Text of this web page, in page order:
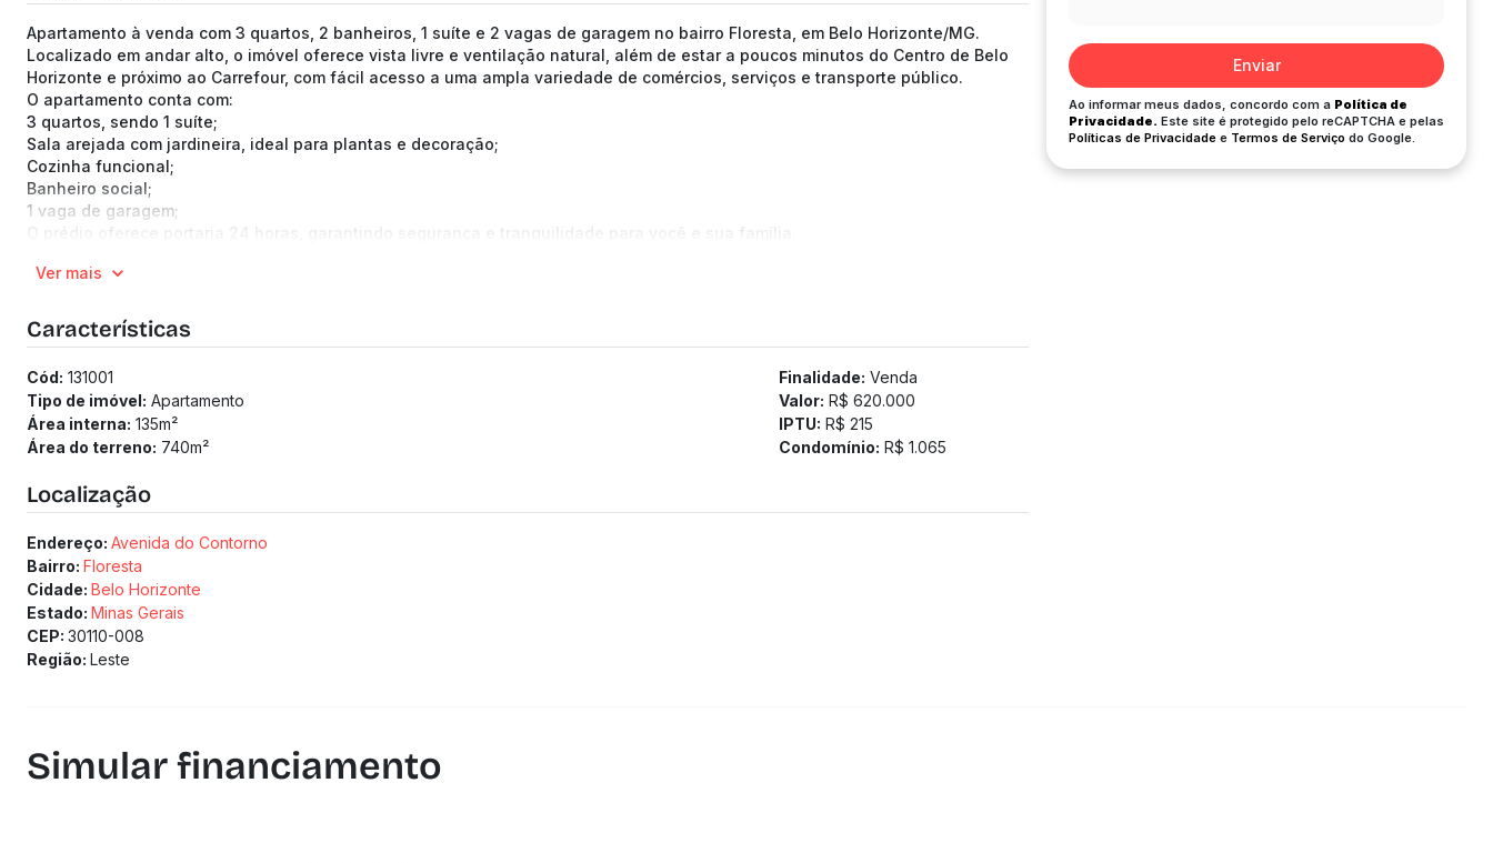
Apartamento à venda com 3 quartos, 2 banheiros, 1 suíte e 2 vagas de garagem no bairro Floresta, em Belo Horizonte/MG.
Localizado em andar alto, o imóvel oferece vista livre e ventilação natural, além de estar a poucos minutos do Centro de Belo
Horizonte e próximo ao Carrefour, com fácil acesso a uma ampla variedade de comércios, serviços e transporte público.
O apartamento conta com:
3 quartos, sendo 1 suíte;
Sala arejada com jardineira, ideal para plantas e decoração;
Cozinha funcional;
Banheiro social;
1 vaga de garagem;
O prédio oferece portaria 24 horas, garantindo segurança e tranquilidade para você e sua família.
Ver mais
Características
Cód: 131001
Tipo de imóvel: Apartamento
Área interna: 135m²
Área do terreno: 740m²
Finalidade: Venda
Valor: R$ 620.000
IPTU: R$ 215
Condomínio: R$ 1.065
Localização
Endereço: Avenida do Contorno
Bairro: Floresta
Cidade: Belo Horizonte
Estado: Minas Gerais
CEP: 30110-008
Região: Leste
Enviar
Ao informar meus dados, concordo com a Política de
Privacidade. Este site é protegido pelo reCAPTCHA e pelas
Políticas de Privacidade e Termos de Serviço do Google.
Simular financiamento